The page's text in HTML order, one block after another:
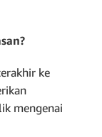
ke
mengenai